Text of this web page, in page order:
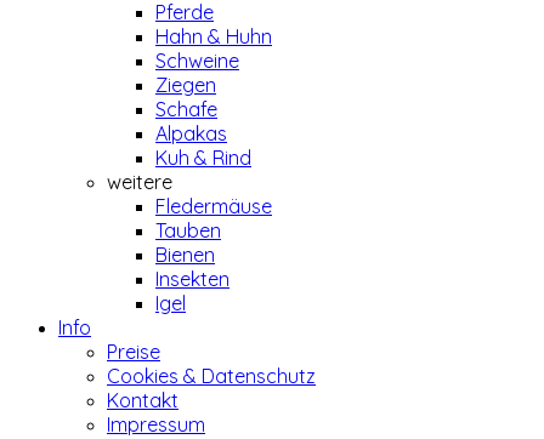
Pferde
Hahn & Huhn
Schweine
Ziegen
Schafe
Alpakas
Kuh & Rind
weitere
Fledermäuse
Tauben
Bienen
Insekten
Igel
Info
Preise
Cookies & Datenschutz
Kontakt
Impressum